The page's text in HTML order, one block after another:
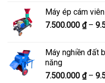
Máy ép cám
7.500.000 ₫ –
Máy nghiền đất
năng
7.500.000 ₫ –